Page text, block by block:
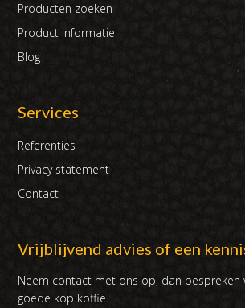
Producten zoeken
Product informatie
Blog
Services
Referenties
Privacy statement
Contact
Vrijblijvend advies of een
Neem contact met ons op, dan bespreken
goede kop koffie.